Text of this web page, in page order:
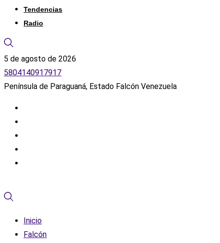
Tendencias
Radio
5 de agosto de 2026
5804140917917
Península de Paraguaná, Estado Falcón Venezuela
Inicio
Falcón